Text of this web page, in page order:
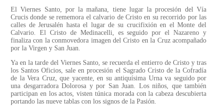
El Viernes Santo, por la mañana, tiene lugar la procesión del Vía
Crucis donde se rememora el calvario de Cristo en su recorrido por las
calles de Jerusalén hasta el lugar de su crucifixión en el Monte del
Calvario. El Cristo de Medinacelli, es seguido por el Nazareno y
finaliza con la conmovedora imagen del Cristo en la Cruz acompañado
por la Virgen y San Juan.
Ya en la tarde del Viernes Santo, se recuerda el entierro de Cristo y tras
los Santos Oficios, sale en procesión el Sagrado Cristo de la Cofradía
de la Vera Cruz, que yacente, en su antiquísima Urna va seguido por
una desgarradora Dolorosa y por San Juan. Los niños, que también
participan en los actos, visten túnica morada con la cabeza descubierta
portando las nueve tablas con los signos de la Pasión.